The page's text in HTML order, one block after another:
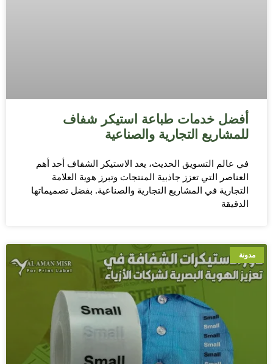
أفضل خدمات طباعة استيكر شفاف
للمشاريع التجارية والصناعية
في عالم التسويق الحديث، يعد الاستيكر الشفاف أحد أهم
العناصر التي تعزز جاذبية المنتجات وتبرز هوية العلامة
التجارية في المشاريع التجارية والصناعية. بفضل تصميماتها
الدقيقة
مدونة